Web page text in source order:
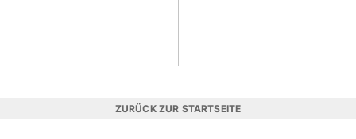
ZURÜCK ZUR STARTSEITE